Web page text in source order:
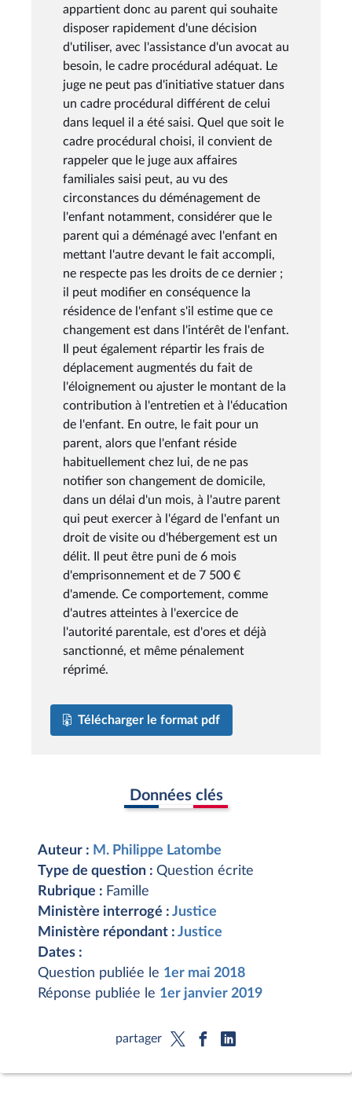
appartient donc au parent qui souhaite
disposer rapidement d'une décision
d'utiliser, avec l'assistance d'un avocat au
besoin, le cadre procédural adéquat. Le
juge ne peut pas d'initiative statuer dans
un cadre procédural différent de celui
dans lequel il a été saisi. Quel que soit le
cadre procédural choisi, il convient de
rappeler que le juge aux affaires
familiales saisi peut, au vu des
circonstances du déménagement de
l'enfant notamment, considérer que le
parent qui a déménagé avec l'enfant en
mettant l'autre devant le fait accompli,
ne respecte pas les droits de ce dernier ;
il peut modifier en conséquence la
résidence de l'enfant s'il estime que ce
changement est dans l'intérêt de l'enfant.
Il peut également répartir les frais de
déplacement augmentés du fait de
l'éloignement ou ajuster le montant de la
contribution à l'entretien et à l'éducation
de l'enfant. En outre, le fait pour un
parent, alors que l'enfant réside
habituellement chez lui, de ne pas
notifier son changement de domicile,
dans un délai d'un mois, à l'autre parent
qui peut exercer à l'égard de l'enfant un
droit de visite ou d'hébergement est un
délit. Il peut être puni de 6 mois
d'emprisonnement et de 7 500 €
d'amende. Ce comportement, comme
d'autres atteintes à l'exercice de
l'autorité parentale, est d'ores et déjà
sanctionné, et même pénalement
réprimé.
Télécharger le format pdf
Données clés
Auteur : M. Philippe Latombe
Type de question : Question écrite
Rubrique : Famille
Ministère interrogé : Justice
Ministère répondant : Justice
Dates :
Question publiée le 1er mai 2018
Réponse publiée le 1er janvier 2019
partager